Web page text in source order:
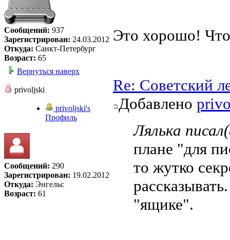
Сообщений: 937
Зарегистрирован: 24.03.2012
Откуда: Санкт-Петербург
Возраст: 65
Это хорошо!
Вернуться наверх
privoljski
privoljski's
Профиль
Сообщений: 290
Зарегистрирован: 19.02.2012
Откуда: Энгельс
Возраст: 61
Re: Советский
Добавлено
Лялька
плане "для
то жутко
"ящике".